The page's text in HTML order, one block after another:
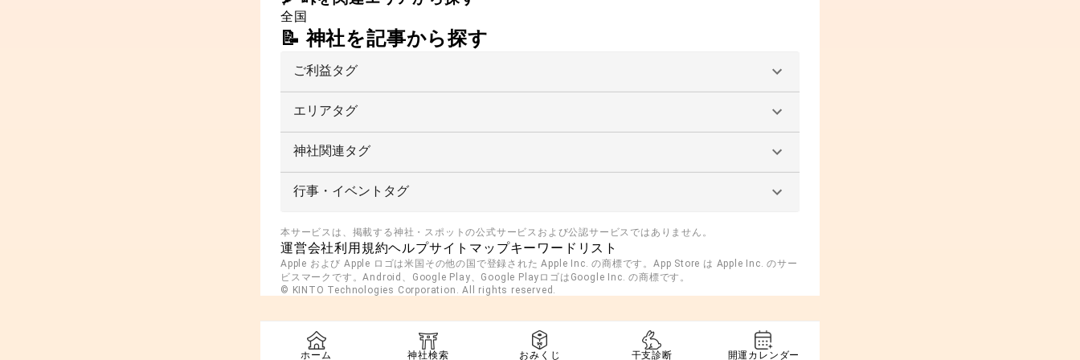
全国
📝 神社を記事から探す
ご利益タグ
エリアタグ
神社関連タグ
行事・イベントタグ
本サービスは、掲載する神社・スポットの公式サービスおよび公認サービスではありません。
運営会社利用規約ヘルプサイトマップキーワードリスト
Apple および Apple ロゴは米国その他の国で登録された Apple Inc. の商標です。App Store は Apple Inc. のサー
ビスマークです。Android、Google Play、Google PlayロゴはGoogle Inc. の商標です。
© KINTO Technologies Corporation. All rights reserved.
ホーム 神社検索 おみくじ 干支診断 開運カレンダー